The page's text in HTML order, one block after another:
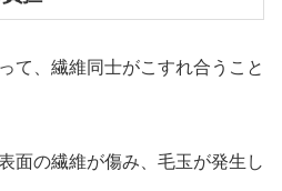
て、繊維同士がこすれ合うこと
面の繊維が傷み、毛玉が発生し